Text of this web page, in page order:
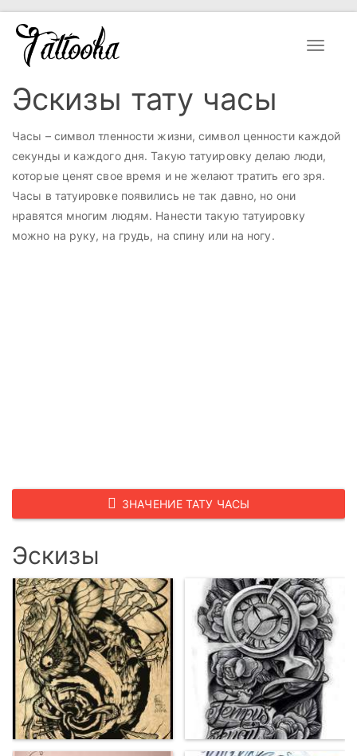
Toggle
Эскизы тату часы
Часы – символ тленности жизни, символ ценности каждой
секунды и каждого дня. Такую татуировку делаю люди,
которые ценят свое время и не желают тратить его зря.
Часы в татуировке появились не так давно, но они
нравятся многим людям. Нанести такую татуировку
можно на руку, на грудь, на спину или на ногу.
ЗНАЧЕНИЕ ТАТУ ЧАСЫ
Эскизы